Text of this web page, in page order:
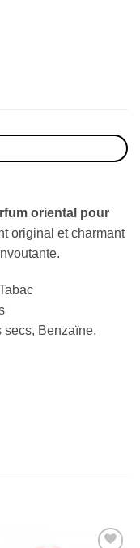
oriental pour
original et charmant
secs, Benzaïne,